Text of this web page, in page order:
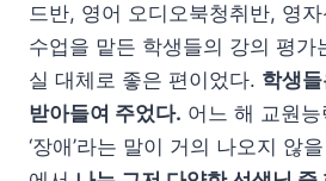
드반, 영어 오디오북청취반, 영
수업을 맡든 학생들의 강의 평가
실 대체로 좋은 편이었다. 학생
받아들여 주었다. 어느 해 교원
‘장애’라는 말이 거의 나오지 않